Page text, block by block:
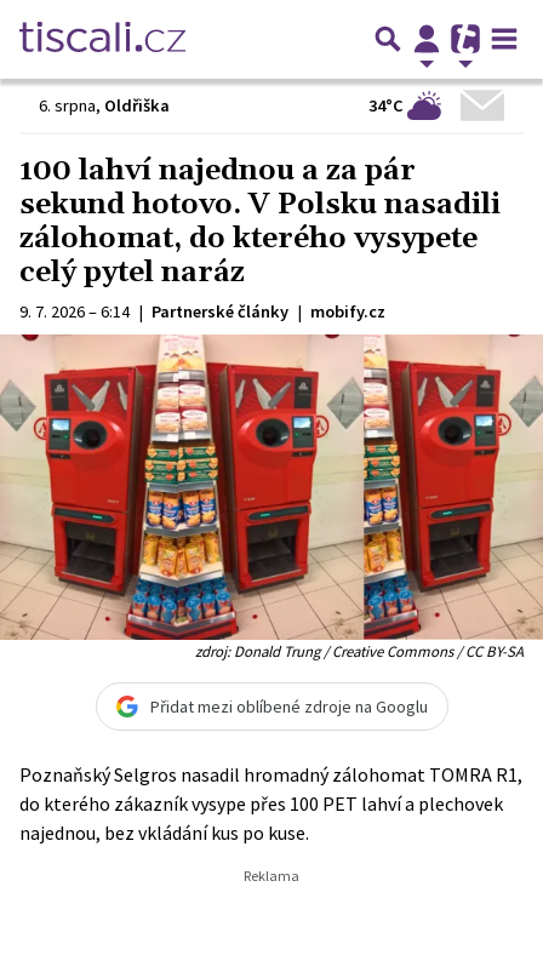
6. srpna, Oldřiška 34°C
100 lahví najednou a za pár
sekund hotovo. V Polsku nasadili
zálohomat, do kterého vysypete
celý pytel naráz
9. 7. 2026 – 6:14 | Partnerské články | mobify.cz
zdroj: Donald Trung / Creative Commons / CC BY-SA
Přidat mezi oblíbené zdroje na Googlu
Poznaňský Selgros nasadil hromadný zálohomat TOMRA R1,
do kterého zákazník vysype přes 100 PET lahví a plechovek
najednou, bez vkládání kus po kuse.